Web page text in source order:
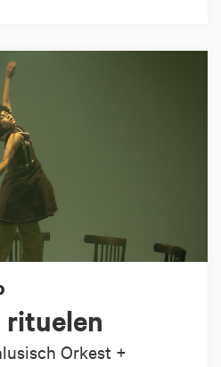
rituelen
Orkest +